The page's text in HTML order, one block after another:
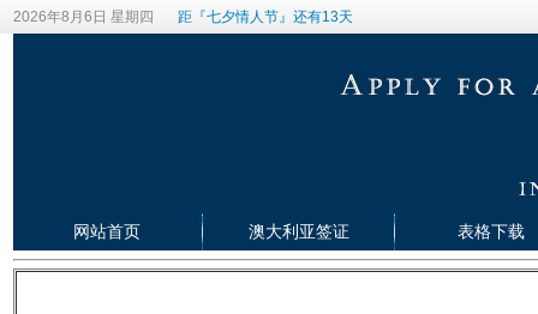
2026年8月6日 星期四 距『七夕情人节』还有13天
网站首页 澳大利亚签证 表格下载